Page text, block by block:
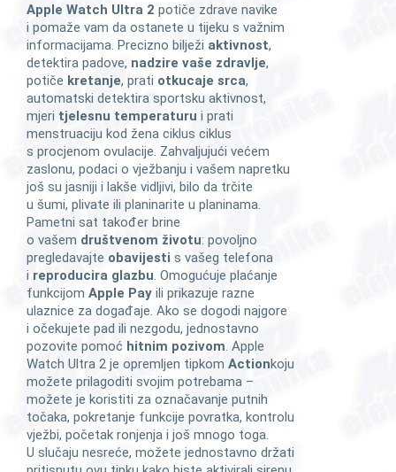
Apple Watch Ultra 2 potiče zdrave navike
i pomaže vam da ostanete u tijeku s važnim
informacijama. Precizno bilježi aktivnost,
detektira padove, nadzire vaše zdravlje,
potiče kretanje, prati otkucaje srca,
automatski detektira sportsku aktivnost,
mjeri tjelesnu temperaturu i prati
menstruaciju kod žena ciklus ciklus
s procjenom ovulacije. Zahvaljujući većem
zaslonu, podaci o vježbanju i vašem napretku
još su jasniji i lakše vidljivi, bilo da trčite
u šumi, plivate ili planinarite u planinama.
Pametni sat također brine
o vašem društvenom životu: povoljno
pregledavajte obavijesti s vašeg telefona
i reproducira glazbu. Omogućuje plaćanje
funkcijom Apple Pay ili prikazuje razne
ulaznice za događaje. Ako se dogodi najgore
i očekujete pad ili nezgodu, jednostavno
pozovite pomoć hitnim pozivom. Apple
Watch Ultra 2 je opremljen tipkom Actionkoju
možete prilagoditi svojim potrebama –
možete je koristiti za označavanje putnih
točaka, pokretanje funkcije povratka, kontrolu
vježbi, početak ronjenja i još mnogo toga.
U slučaju nesreće, možete jednostavno držati